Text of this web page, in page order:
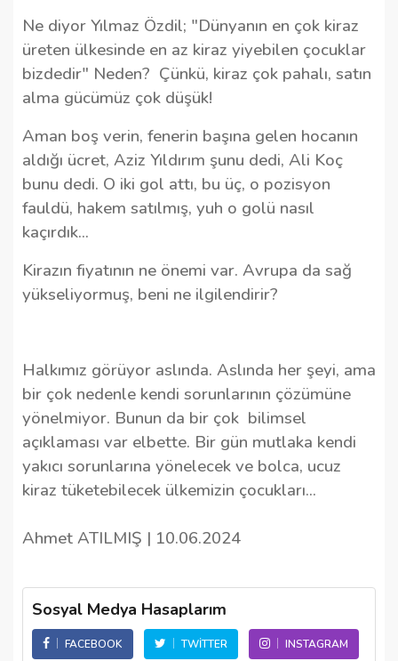
Ne diyor Yılmaz Özdil; "Dünyanın en çok kiraz
üreten ülkesinde en az kiraz yiyebilen çocuklar
bizdedir" Neden? Çünkü, kiraz çok pahalı, satın
alma gücümüz çok düşük!
Aman boş verin, fenerin başına gelen hocanın
aldığı ücret, Aziz Yıldırım şunu dedi, Ali Koç
bunu dedi. O iki gol attı, bu üç, o pozisyon
fauldü, hakem satılmış, yuh o golü nasıl
kaçırdık…
Kirazın fiyatının ne önemi var. Avrupa da sağ
yükseliyormuş, beni ne ilgilendirir?
Halkımız görüyor aslında. Aslında her şeyi, ama
bir çok nedenle kendi sorunlarının çözümüne
yönelmiyor. Bunun da bir çok bilimsel
açıklaması var elbette. Bir gün mutlaka kendi
yakıcı sorunlarına yönelecek ve bolca, ucuz
kiraz tüketebilecek ülkemizin çocukları...
Ahmet ATILMIŞ | 10.06.2024
Sosyal Medya Hasaplarım
FACEBOOK TWITTER INSTAGRAM